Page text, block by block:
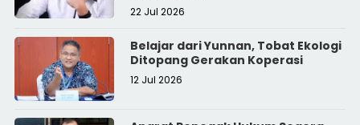
22 Jul 2026
Belajar dari Yunnan, Tobat Ekologi
Ditopang Gerakan Koperasi
12 Jul 2026